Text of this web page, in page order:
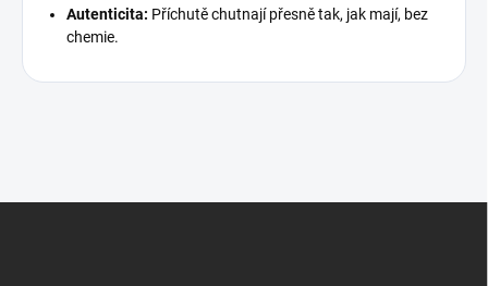
Autenticita: Příchutě chutnají přesně tak, jak mají, bez
chemie.